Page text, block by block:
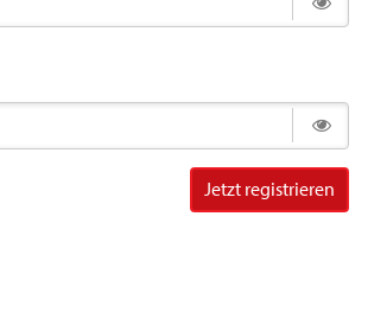
Jetzt registrieren